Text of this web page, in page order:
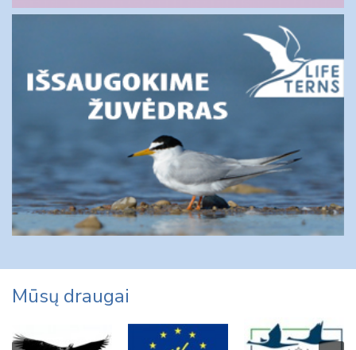
Mūsų draugai